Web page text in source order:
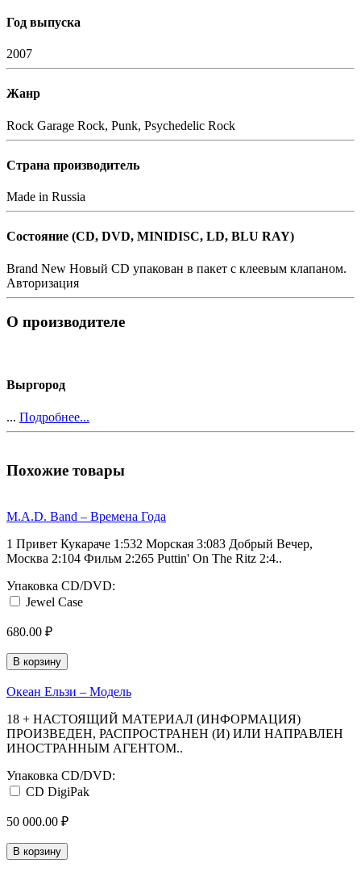
Год выпуска
2007
Жанр
Rock Garage Rock, Punk, Psychedelic Rock
Страна производитель
Made in Russia
Состояние (СD, DVD, MINIDISC, LD, BLU RAY)
Brand New Новый CD упакован в пакет с клеевым клапаном.
Авторизация
О производителе
Выргород
... Подробнее...
Похожие товары
M.A.D. Band ‎– Времена Года
1 Привет Кукараче 1:532 Морская 3:083 Добрый Вечер,
Москва 2:104 Фильм 2:265 Puttin' On The Ritz 2:4..
Упаковка CD/DVD:
Jewel Case
680.00 ₽
В корзину
Океан Ельзи ‎– Модель
18 + НАСТОЯЩИЙ МАТЕРИАЛ (ИНФОРМАЦИЯ)
ПРОИЗВЕДЕН, РАСПРОСТРАНЕН (И) ИЛИ НАПРАВЛЕН
ИНОСТРАННЫМ АГЕНТОМ..
Упаковка CD/DVD:
CD DigiPak
50 000.00 ₽
В корзину